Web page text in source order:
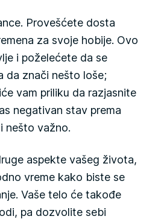
Provešćete dosta
za svoje hobije. Ovo
i poželećete da se
da znači nešto loše;
vam priliku da razjasnite
negativan stav prema
nešto važno.
aspekte vašeg života,
vreme kako biste se
Vaše telo će takođe
pa dozvolite sebi